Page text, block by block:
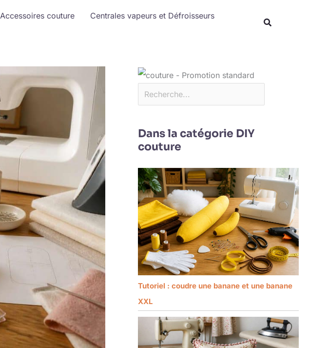
Accessoires couture
Centrales vapeurs et Défroisseurs
Dans la catégorie DIY
couture
Tutoriel : coudre une banane et une banane
XXL